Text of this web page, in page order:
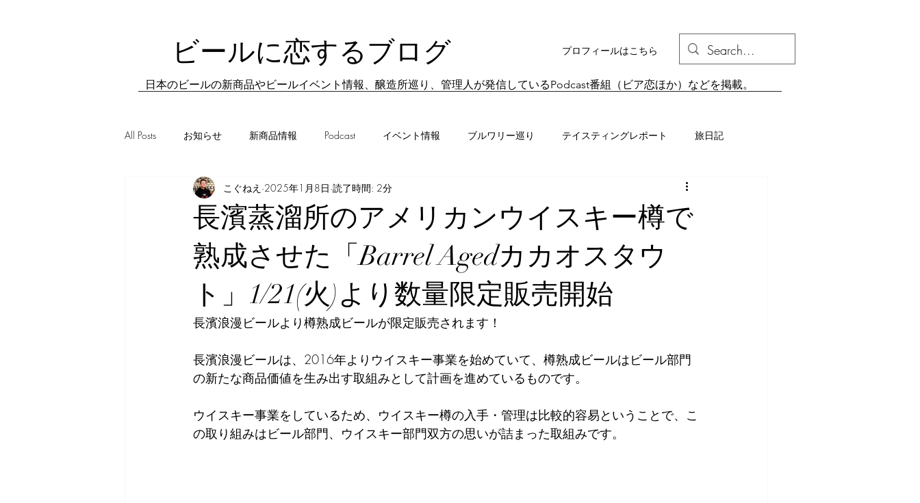
ビールに恋するブログ プロフィールはこちら
日本のビールの新商品やビールイベント情報、醸造所巡り、管理人が発信しているPodcast番組（ビア恋ほか）などを掲載。
All Posts お知らせ 新商品情報 Podcast イベント情報 ブルワリー巡り テイスティングレポート 旅日記
日常の飲み歩き ビール業界情報
長濱蒸溜所のアメリカンウイスキー樽で
熟成させた「Barrel Agedカカオスタウ
ト」1/21(火)より数量限定販売開始
こぐねえ 2025年1月8日 読了時間: 2分
長濱浪漫ビールより樽熟成ビールが限定販売されます！
長濱浪漫ビールは、2016年よりウイスキー事業を始めていて、樽熟成ビールはビール部門
の新たな商品価値を生み出す取組みとして計画を進めているものです。
ウイスキー事業をしているため、ウイスキー樽の入手・管理は比較的容易ということで、こ
の取り組みはビール部門、ウイスキー部門双方の思いが詰まった取組みです。